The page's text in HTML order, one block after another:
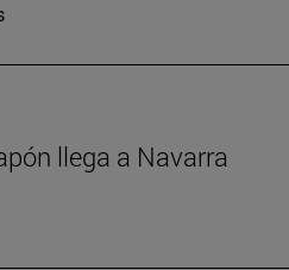
llega a Navarra